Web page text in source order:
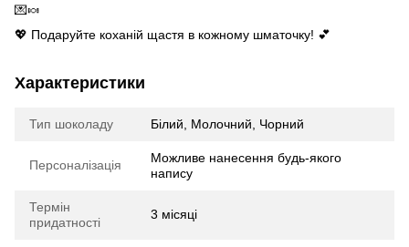
💌🍬
💖 Подаруйте коханій щастя в кожному шматочку! 💕
Характеристики
Тип шоколаду Білий, Молочний, Чорний
Персоналізація
Можливе нанесення будь-якого
напису
Термін
придатності
3 місяці